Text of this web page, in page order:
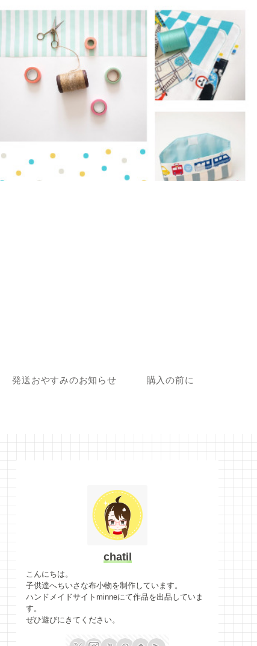
発送おやすみのお知らせ 購入の前に
chatil
こんにちは。
子供達へちいさな布小物を制作しています。
ハンドメイドサイトminneにて作品を出品していま
す。
ぜひ遊びにきてください。